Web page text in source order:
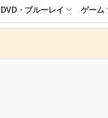
DVD・ブルーレイ ゲーム